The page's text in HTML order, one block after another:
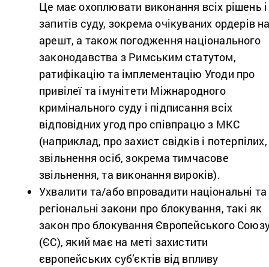
Це має охоплювати виконання всіх рішень і
запитів суду, зокрема очікуваних ордерів
арешт, а також погодження національного
законодавства з Римським статутом,
ратифікацію та імплементацію Угоди про
привілеї та імунітети Міжнародного
кримінального суду і підписання всіх
відповідних угод про співпрацю з МКС
(наприклад, про захист свідків і потерпілих,
звільнення осіб, зокрема тимчасове
звільнення, та виконання вироків).
Ухвалити та/або впровадити національні та
регіональні закони про блокування, такі як
закон про блокування Європейського
(ЄС), який має на меті захистити
європейських суб’єктів від впливу